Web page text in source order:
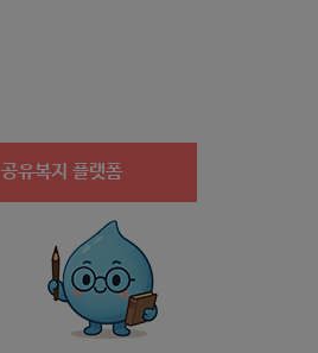
공유복지 플랫폼
교육 후원